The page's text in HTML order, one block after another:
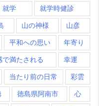
就学 就学時健診
山の神様 山彦
平和への思い 年寄り
で満たされる 幸運
当たり前の日常 彩雲
徳島県阿南市 心